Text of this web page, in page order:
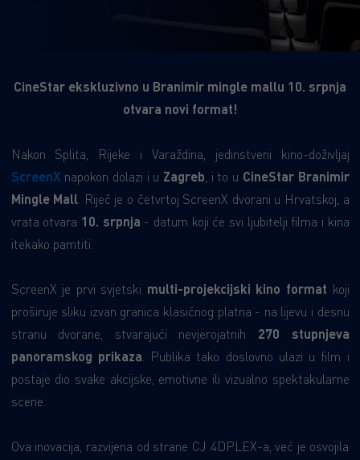
CineStar ekskluzivno u Branimir mingle mallu 10. srpnja
otvara novi format!
Nakon Splita, Rijeke i Varaždina, jedinstveni kino-doživljaj
ScreenX napokon dolazi i u Zagreb, i to u CineStar Branimir
Mingle Mall. Riječ je o četvrtoj ScreenX dvorani u Hrvatskoj, a
vrata otvara 10. srpnja - datum koji će svi ljubitelji filma i kina
itekako pamtiti.
ScreenX je prvi svjetski multi-projekcijski kino format koji
proširuje sliku izvan granica klasičnog platna - na lijevu i desnu
stranu dvorane, stvarajući nevjerojatnih 270 stupnjeva
panoramskog prikaza. Publika tako doslovno ulazi u film i
postaje dio svake akcijske, emotivne ili vizualno spektakularne
scene.
Ova inovacija, razvijena od strane CJ 4DPLEX-a, već je osvojila